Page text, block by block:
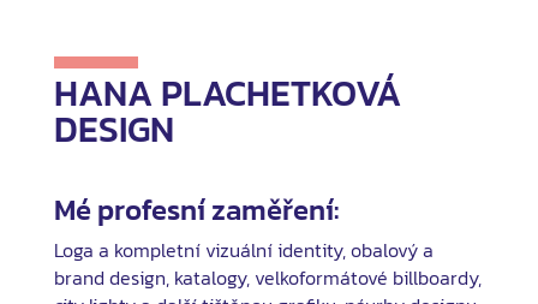
HANA PLACHETKOVÁ
DESIGN
Mé profesní zaměření:
Loga a kompletní vizuální identity, obalový a
brand design, katalogy, velkoformátové billboardy,